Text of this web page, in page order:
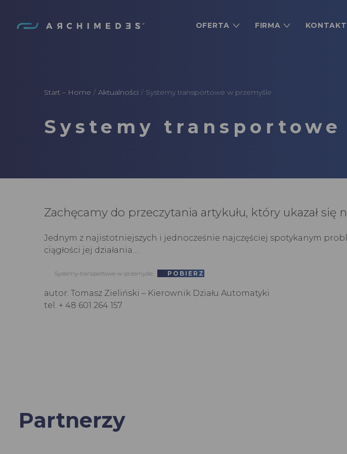
OFERTA FIRMA KONTAKT
Start – Home / Aktualności / Systemy transportowe w przemyśle
Systemy transportowe
Zachęcamy do przeczytania artykułu, który ukazał się
Jednym z najistotniejszych i jednocześnie najczęściej spotykanym
ciągłości jej działania….
Systemy-transportowe-w-przemyśle POBIERZ
autor: Tomasz Zieliński – Kierownik Działu Automatyki
tel. + 48 601 264 157
Partnerzy